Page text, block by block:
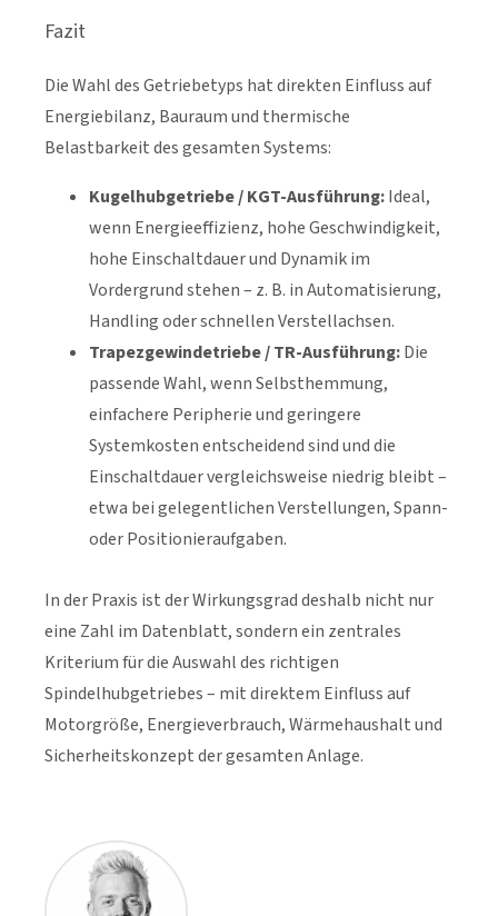
Fazit
Die Wahl des Getriebetyps hat direkten Einfluss auf
Energiebilanz, Bauraum und thermische
Belastbarkeit des gesamten Systems:
Kugelhubgetriebe / KGT-Ausführung:Ideal,
wenn Energieeffizienz, hohe Geschwindigkeit,
hohe Einschaltdauer und Dynamik im
Vordergrund stehen – z. B. in Automatisierung,
Handling oder schnellen Verstellachsen.
Trapezgewindetriebe / TR-Ausführung:Die
passende Wahl, wenn Selbsthemmung,
einfachere Peripherie und geringere
Systemkosten entscheidend sind und die
Einschaltdauer vergleichsweise niedrig bleibt –
etwa bei gelegentlichen Verstellungen, Spann-
oder Positionieraufgaben.
In der Praxis ist der Wirkungsgrad deshalb nicht nur
eine Zahl im Datenblatt, sondern ein zentrales
Kriterium für die Auswahl des richtigen
Spindelhubgetriebes – mit direktem Einfluss auf
Motorgröße, Energieverbrauch, Wärmehaushalt und
Sicherheitskonzept der gesamten Anlage.